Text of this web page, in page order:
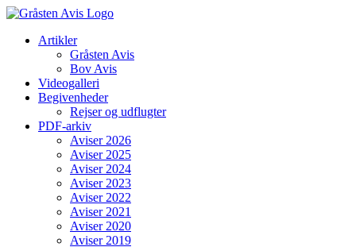
Skip
contentArtikler
Gråsten Avis
Bov Avis
Videogalleri
Begivenheder
Rejser og udflugter
PDF-arkiv
Aviser 2026
Aviser 2025
Aviser 2024
Aviser 2023
Aviser 2022
Aviser 2021
Aviser 2020
Aviser 2019